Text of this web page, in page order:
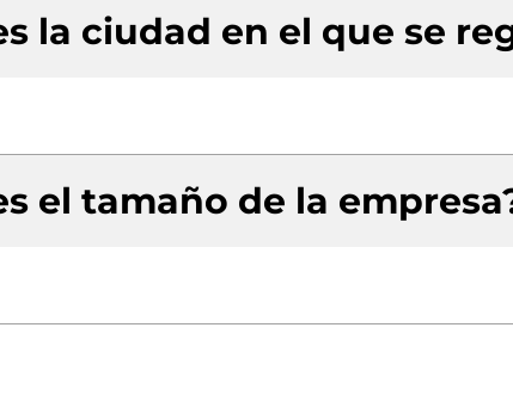
la ciudad en el que se
el tamaño de la